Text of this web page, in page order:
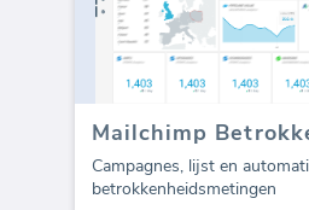
Mailchimp
Campagnes, lijst en
betrokkenheidsmetingen